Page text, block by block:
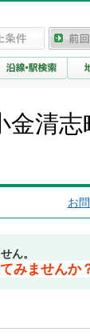
清
お
ん。
みませんか